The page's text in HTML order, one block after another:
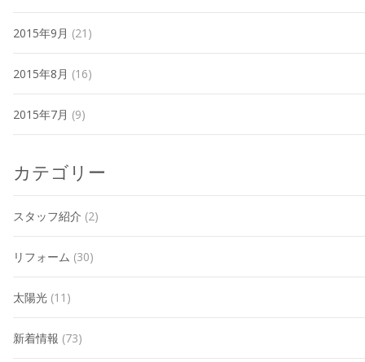
2015年9月 (21)
2015年8月 (16)
2015年7月 (9)
カテゴリー
スタッフ紹介 (2)
リフォーム (30)
太陽光 (11)
新着情報 (73)